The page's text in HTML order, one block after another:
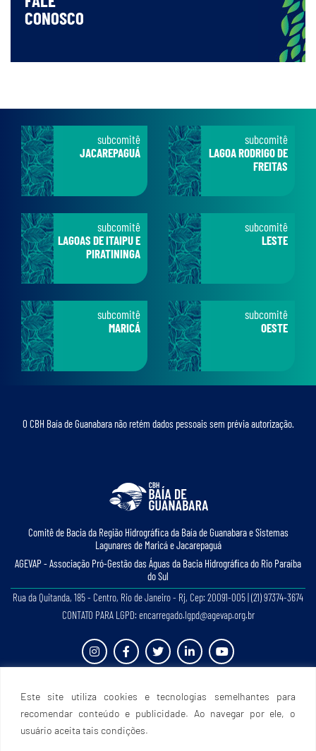
Este site utiliza cookies e tecnologias semelhantes para
recomendar conteúdo e publicidade. Ao navegar por ele, o
usuário aceita tais condições.
CONOSCO
subcomitê
JACAREPAGUÁ
subcomitê
LAGOA RODRIGO DE
FREITAS
subcomitê
LAGOAS DE ITAIPU E
PIRATININGA
subcomitê
LESTE
subcomitê
MARICÁ
subcomitê
OESTE
O CBH Baía de Guanabara não retém dados pessoais sem prévia autorização.
Comitê de Bacia da Região Hidrográﬁca da Baía de Guanabara e Sistemas
Lagunares de Maricá e Jacarepaguá
AGEVAP - Associação Pró-Gestão das Águas da Bacia Hidrográﬁca do Rio Paraíba
do Sul
Rua da Quitanda, 185 - Centro, Rio de Janeiro - Rj, Cep: 20091-005 | (21) 97374-3674
CONTATO PARA LGPD: encarregado.lgpd@agevap.org.br